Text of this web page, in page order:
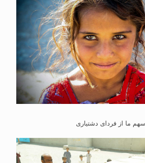
سهم ما از فردای دشتياری